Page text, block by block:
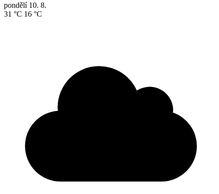
pondělí 10. 8.
31 °C 16 °C